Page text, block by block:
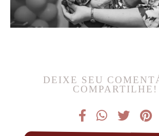
DEIXE SEU
COMPARTILHE!